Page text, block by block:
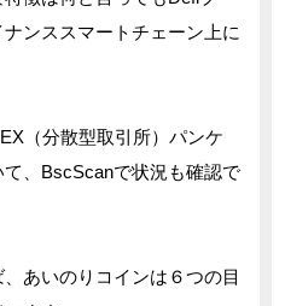
ンススマートチェーン上に
（分散型取引所）パンケ
、BscScanで状況も確認で
あいのりコインは６つの目